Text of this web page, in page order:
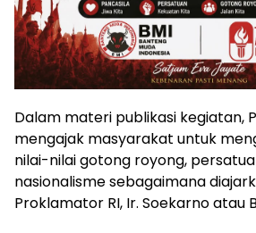
Dalam materi publikasi kegiatan,
mengajak masyarakat untuk
nilai-nilai gotong royong,
nasionalisme sebagaimana
Proklamator RI, Ir. Soekarno atau